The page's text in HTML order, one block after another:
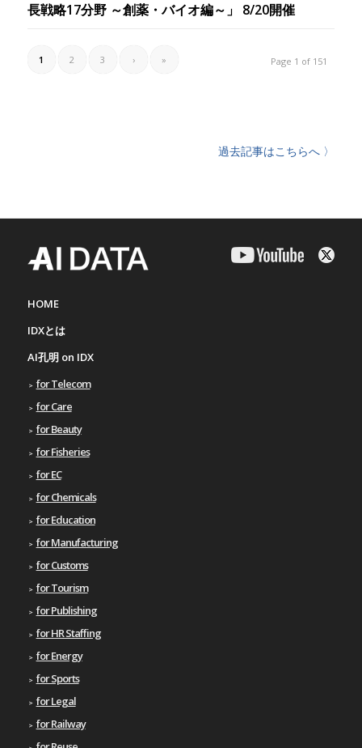
長戦略17分野 ～創薬・バイオ編～」 8/20開催
Page 1 of 151
1 2 3 › »
過去記事はこちらへ 〉
HOME
IDXとは
AI孔明 on IDX
for Telecom
for Care
for Beauty
for Fisheries
for EC
for Chemicals
for Education
for Manufacturing
for Customs
for Tourism
for Publishing
for HR Staffing
for Energy
for Sports
for Legal
for Railway